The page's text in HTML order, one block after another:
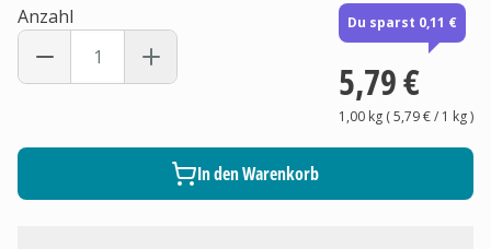
Anzahl Du sparst 0,11 €
5,79 €
1,00 kg(5,79 €/ 1 kg)
In den Warenkorb